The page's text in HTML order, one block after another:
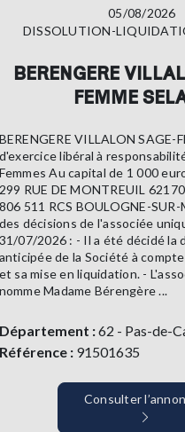
05/08/2026
DISSOLUTION-
BERENGERE
FEMME
BERENGERE VILLALON SAGE-
d'exercice libéral à
Femmes Au capital de 1 000
299 RUE DE MONTREUIL
806 511 RCS BOULOGNE-
des décisions de l'associée
31/07/2026 : - Il a été décidé la
anticipée de la Société à
et sa mise en liquidation. -
nomme Madame Bérengère ...
Département :62 - Pas-de-
Référence :91501635
Consulter